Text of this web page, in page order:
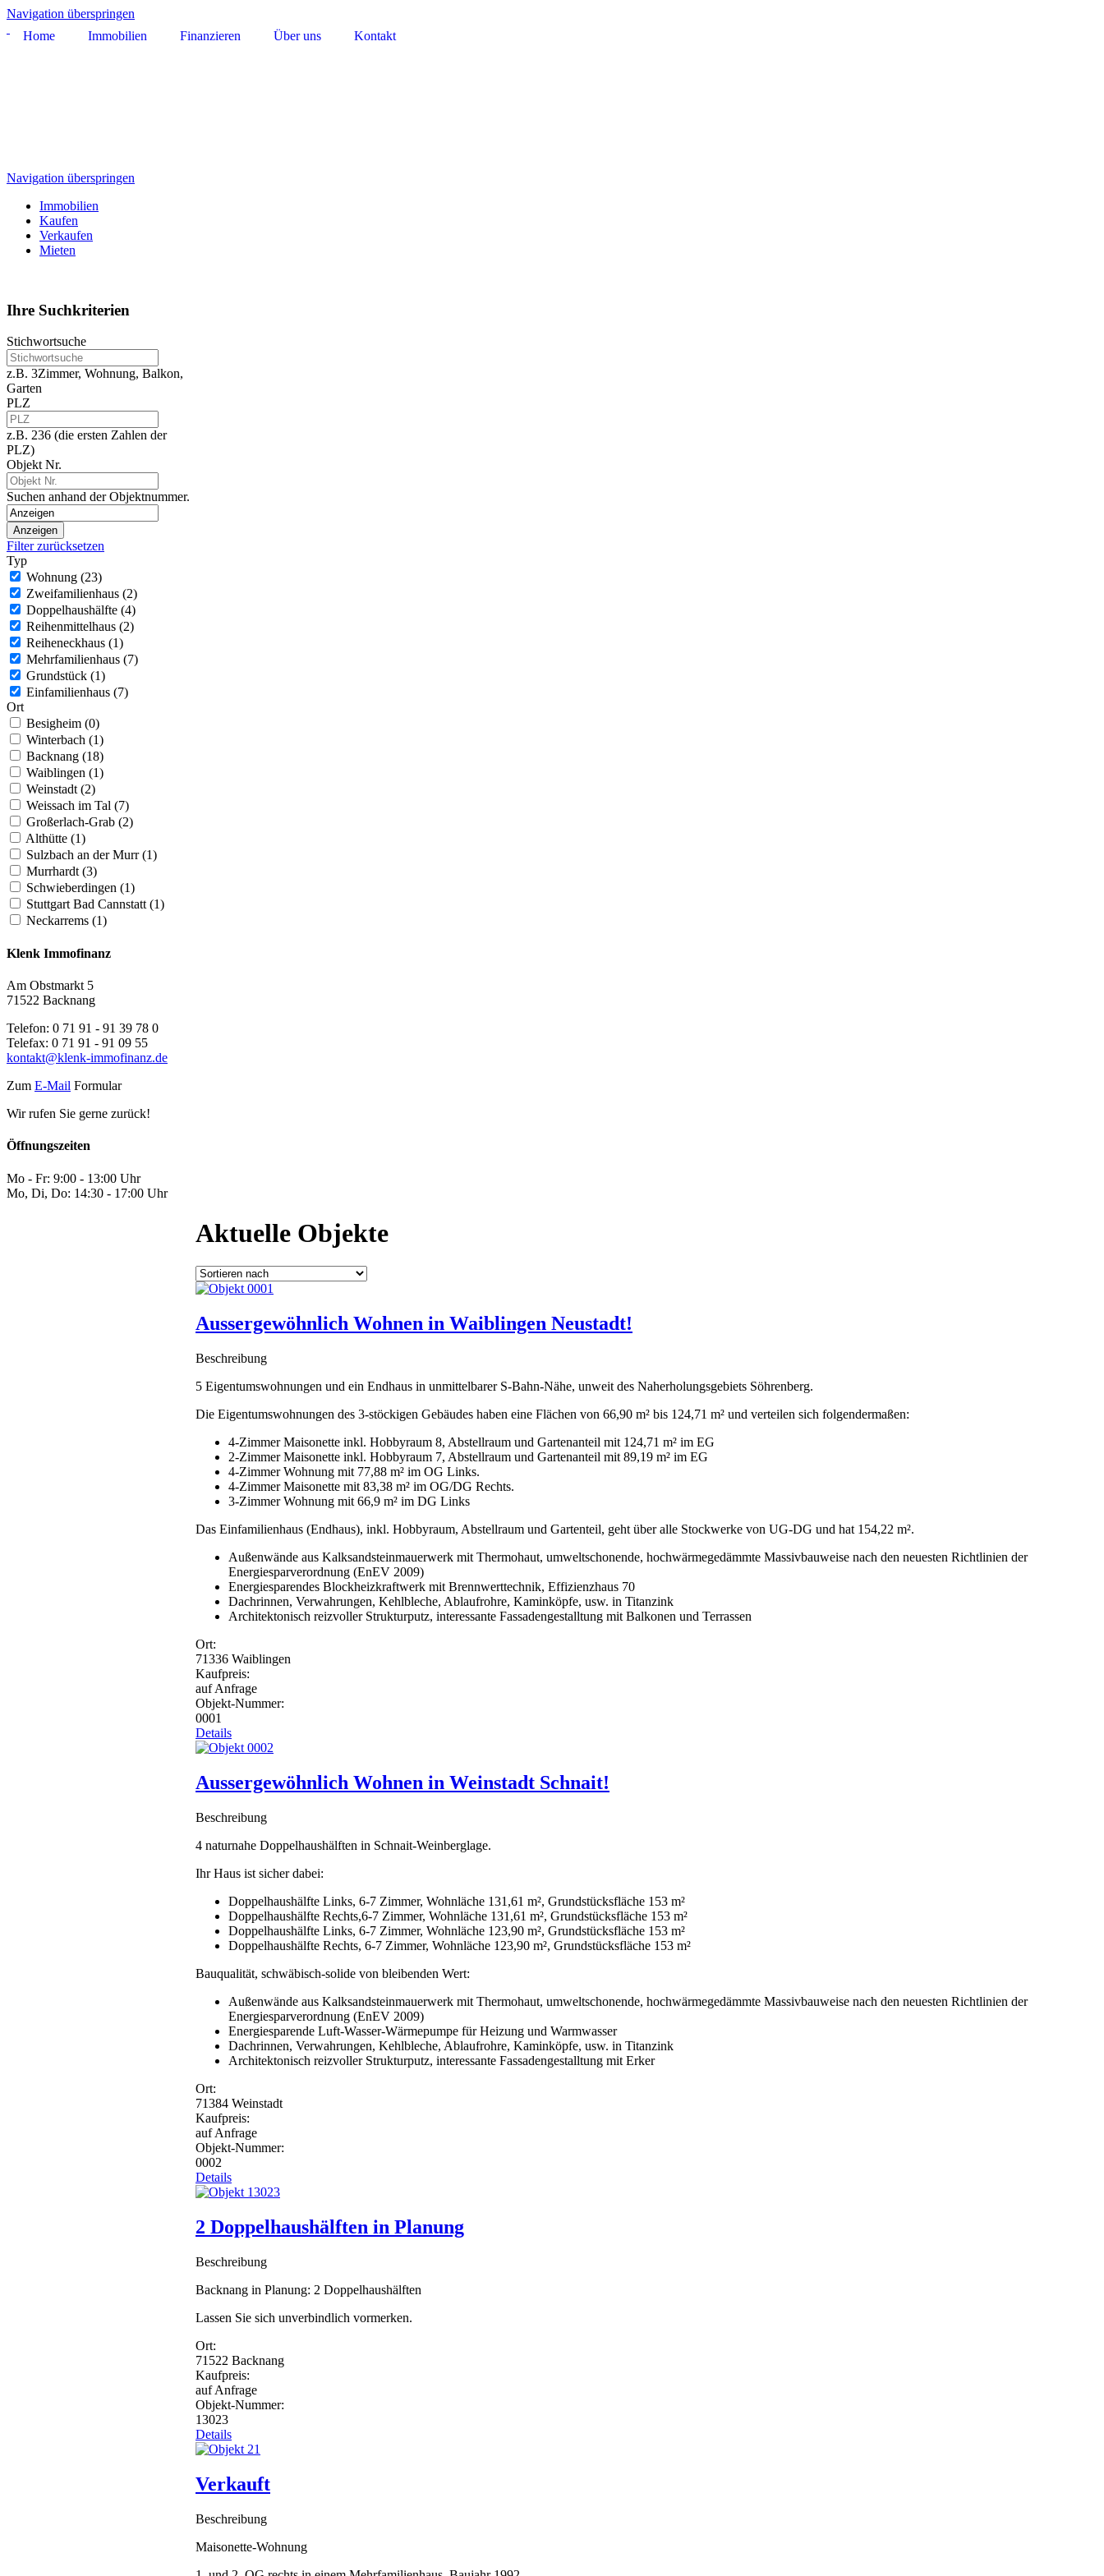
Navigation überspringen
Home
Immobilien Finanzieren Über uns Kontakt
Navigation überspringen
Immobilien
Kaufen
Verkaufen
Mieten
Ihre Suchkriterien
Stichwortsuche
z.B. 3Zimmer, Wohnung, Balkon,
Garten
PLZ
z.B. 236 (die ersten Zahlen der
PLZ)
Objekt Nr.
Suchen anhand der Objektnummer.
Filter zurücksetzen
Typ
Wohnung (23)
Zweifamilienhaus (2)
Doppelhaushälfte (4)
Reihenmittelhaus (2)
Reiheneckhaus (1)
Mehrfamilienhaus (7)
Grundstück (1)
Einfamilienhaus (7)
Ort
Besigheim (0)
Winterbach (1)
Backnang (18)
Waiblingen (1)
Weinstadt(2)
Weissach im Tal (7)
Großerlach-Grab (2)
Althütte (1)
Sulzbach an der Murr(1)
Murrhardt(3)
Schwieberdingen (1)
Stuttgart Bad Cannstatt(1)
Neckarrems (1)
Klenk Immofinanz
Am Obstmarkt 5
71522 Backnang
Telefon: 0 71 91 - 91 39 78 0
Telefax: 0 71 91 - 91 09 55
kontakt@klenk-immofinanz.de
Zum E-Mail Formular
Wir rufen Sie gerne zurück!
Öffnungszeiten
Mo - Fr: 9:00 - 13:00 Uhr
Mo, Di, Do: 14:30 - 17:00 Uhr
Aktuelle Objekte
Aussergewöhnlich Wohnen in Waiblingen Neustadt!
Beschreibung
5 Eigentumswohnungen und ein Endhaus in unmittelbarer S-Bahn-Nähe, unweit des Naherholungsgebiets Söhrenberg.
Die Eigentumswohnungen des 3-stöckigen Gebäudes haben eine Flächen von 66,90 m² bis 124,71 m² und verteilen sich folgendermaßen:
4-Zimmer Maisonette inkl. Hobbyraum 8, Abstellraum und Gartenanteil mit 124,71 m² im EG
2-Zimmer Maisonette inkl. Hobbyraum 7, Abstellraum und Gartenanteil mit 89,19 m² im EG
4-Zimmer Wohnung mit 77,88 m² im OG Links.
4-Zimmer Maisonette mit 83,38 m² im OG/DG Rechts.
3-Zimmer Wohnung mit 66,9 m² im DG Links
Das Einfamilienhaus (Endhaus), inkl. Hobbyraum, Abstellraum und Gartenteil, geht über alle Stockwerke von UG-DG und hat 154,22 m².
Außenwände aus Kalksandsteinmauerwerk mit Thermohaut, umweltschonende, hochwärmegedämmte Massivbauweise nach den neuesten Richtlinien der
Energiesparverordnung (EnEV 2009)
Energiesparendes Blockheizkraftwerk mit Brennwerttechnik, Effizienzhaus 70
Dachrinnen, Verwahrungen, Kehlbleche, Ablaufrohre, Kaminköpfe, usw. in Titanzink
Architektonisch reizvoller Strukturputz, interessante Fassadengestalltung mit Balkonen und Terrassen
Ort:
71336 Waiblingen
Kaufpreis:
auf Anfrage
Objekt-Nummer:
0001
Details
Aussergewöhnlich Wohnen in Weinstadt Schnait!
Beschreibung
4 naturnahe Doppelhaushälften in Schnait-Weinberglage.
Ihr Haus ist sicher dabei:
Doppelhaushälfte Links, 6-7 Zimmer, Wohnläche 131,61 m², Grundstücksfläche 153 m²
Doppelhaushälfte Rechts,6-7 Zimmer, Wohnläche 131,61 m², Grundstücksfläche 153 m²
Doppelhaushälfte Links, 6-7 Zimmer, Wohnläche 123,90 m², Grundstücksfläche 153 m²
Doppelhaushälfte Rechts, 6-7 Zimmer, Wohnläche 123,90 m², Grundstücksfläche 153 m²
Bauqualität, schwäbisch-solide von bleibenden Wert:
Außenwände aus Kalksandsteinmauerwerk mit Thermohaut, umweltschonende, hochwärmegedämmte Massivbauweise nach den neuesten Richtlinien der
Energiesparverordnung (EnEV 2009)
Energiesparende Luft-Wasser-Wärmepumpe für Heizung und Warmwasser
Dachrinnen, Verwahrungen, Kehlbleche, Ablaufrohre, Kaminköpfe, usw. in Titanzink
Architektonisch reizvoller Strukturputz, interessante Fassadengestalltung mit Erker
Ort:
71384 Weinstadt
Kaufpreis:
auf Anfrage
Objekt-Nummer:
0002
Details
2 Doppelhaushälften in Planung
Beschreibung
Backnang in Planung: 2 Doppelhaushälften
Lassen Sie sich unverbindlich vormerken.
Ort:
71522 Backnang
Kaufpreis:
auf Anfrage
Objekt-Nummer:
13023
Details
Verkauft
Beschreibung
Maisonette-Wohnung